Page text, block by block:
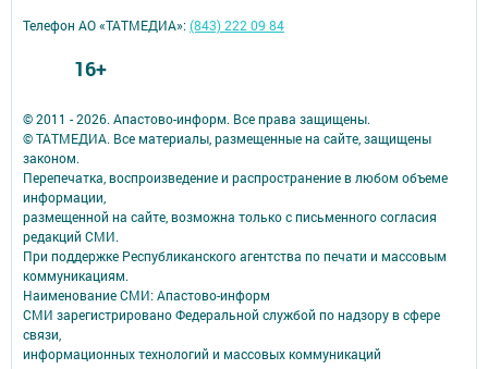
© 2011 - 2026. Апастово-информ. Все права защищены.
© ТАТМЕДИА. Все материалы, размещенные на сайте, защищены
законом.
Перепечатка, воспроизведение и распространение в любом объеме
информации,
размещенной на сайте, возможна только с письменного согласия
редакций СМИ.
При поддержке Республиканского агентства по печати и массовым
коммуникациям.
Наименование СМИ: Апастово-информ
СМИ зарегистрировано Федеральной службой по надзору в сфере
связи,
информационных технологий и массовых коммуникаций
Телефон АО «ТАТМЕДИА»:(843) 222 09 84
16+